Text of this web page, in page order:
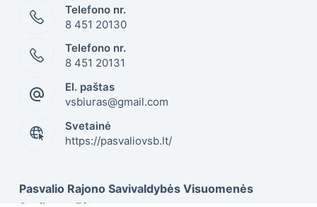
Telefono nr.
8 451 20130
Telefono nr.
8 451 20131
El. paštas
vsbiuras@gmail.com
Svetainė
https://pasvaliovsb.lt/
Pasvalio Rajono Savivaldybės Visuomenės